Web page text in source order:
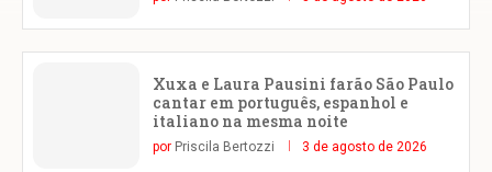
Xuxa e Laura Pausini farão São Paulo
cantar em português, espanhol e
italiano na mesma noite
por Priscila Bertozzi 3 de agosto de 2026